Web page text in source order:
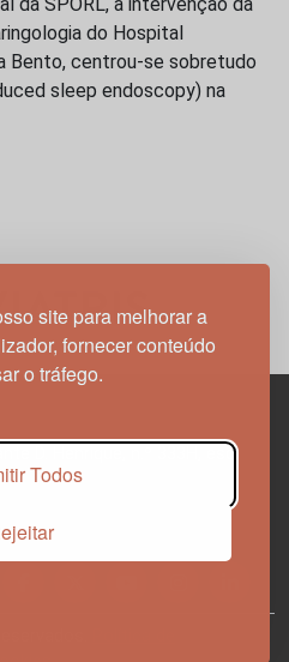
site para melhorar a
fornecer conteúdo
o tráfego.
Todos
do Hospital
Bento, centrou-se sobretudo
sleep endoscopy) na
D. Henrique, n.º 333H, esc.